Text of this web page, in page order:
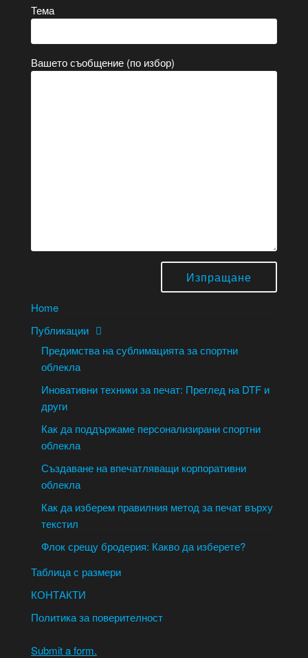
Тема
Вашето съобщение (по избор)
Home
Публикации
Предимства на сублимацията за спортни
облекла
Иновативни техники за печат: Преглед на DTF и
други
Как да поддържаме персонализирани спортни
облекла
Създаване на впечатляващи корпоративни
облекла
Как да изберем правилния метод за печат върху
текстил
Флок срещу бродерия: Какво да изберете?
Таблица с размери
КОНТАКТИ
Политика за поверителност
Submit a form.